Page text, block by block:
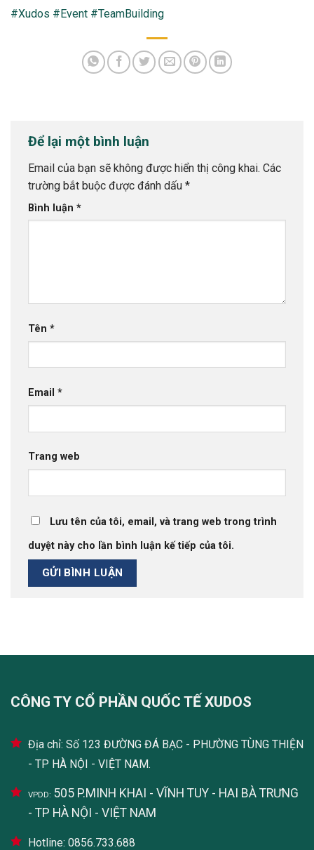
#Xudos #Event #TeamBuilding
Để lại một bình luận
Email của bạn sẽ không được hiển thị công khai. Các
trường bắt buộc được đánh dấu *
Bình luận *
Tên *
Email *
Trang web
Lưu tên của tôi, email, và trang web trong trình
duyệt này cho lần bình luận kế tiếp của tôi.
CÔNG TY CỔ PHẦN QUỐC TẾ XUDOS
Địa chỉ: Số 123 ĐƯỜNG ĐÁ BẠC - PHƯỜNG TÙNG THIỆN
- TP HÀ NỘI - VIỆT NAM.
VPDD: 505 P.MINH KHAI - VĨNH TUY - HAI BÀ TRƯNG
- TP HÀ NỘI - VIỆT NAM
Hotline: 0856.733.688